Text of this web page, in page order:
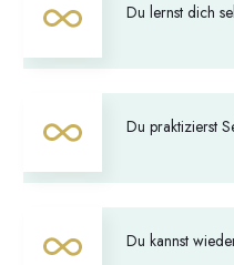
Du lernst dich
Du praktizierst
Du kannst